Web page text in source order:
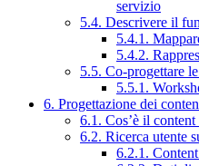
servizio
5.4. Descrivere il
5.4.1.
5.4.2.
5.5. Co-progettare
5.5.1.
6. Progettazione dei
6.1. Cos’è il content
6.2. Ricerca utente
6.2.1.